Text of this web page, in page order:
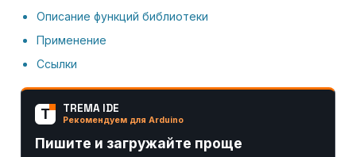
Описание функций библиотеки
Применение
Ссылки
T TREMA IDE
Рекомендуем для Arduino
Пишите и загружайте проще